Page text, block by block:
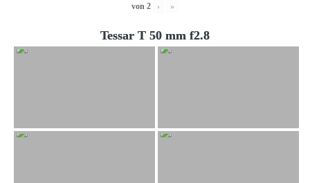
von 2 › »
Tessar T 50 mm f2.8